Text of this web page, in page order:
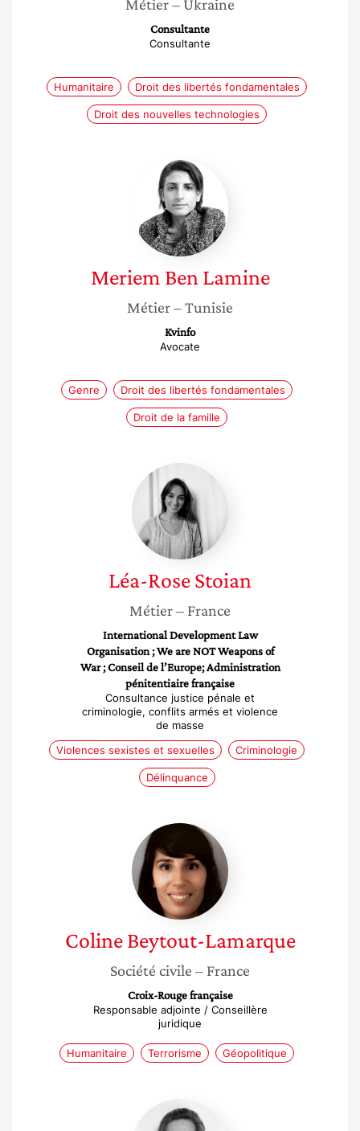
Métier– Ukraine
Consultante
Consultante
Humanitaire Droit des libertés fondamentales
Droit des nouvelles technologies
Meriem
Ben
Lamine
Meriem Ben Lamine
Métier– Tunisie
Kvinfo
Avocate
Genre Droit des libertés fondamentales
Droit de la famille
Rose
Stoian
Léa-RoseStoian
Métier– France
International Development Law
Organisation ; We are NOT Weapons of
War ; Conseil de l’Europe; Administration
pénitentiaire française
Consultance justice pénale et
criminologie, conflits armés et violence
de masse
Violences sexistes et sexuelles
Criminologie
Délinquance
Coline
Beytout-
Lamarque
Coline Beytout-Lamarque
Société civile – France
Croix-Rouge française
Responsable adjointe / Conseillère
juridique
Humanitaire Terrorisme Géopolitique
Tennessee
Soudain